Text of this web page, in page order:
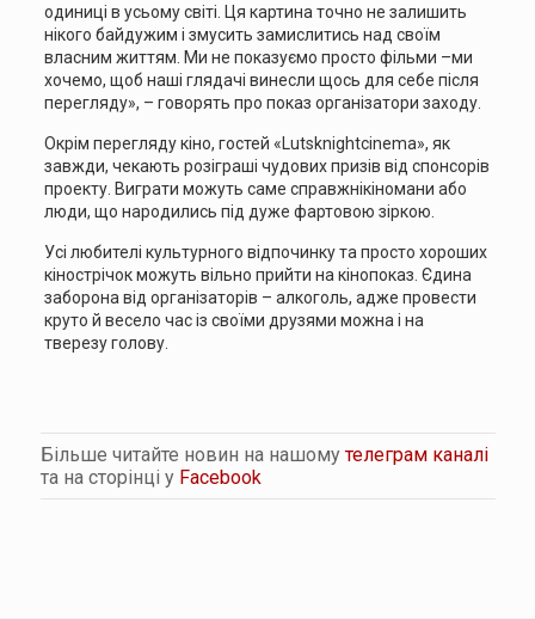
одиниці в усьому світі. Ця картина точно не залишить
нікого байдужим і змусить замислитись над своїм
власним життям. Ми не показуємо просто фільми –ми
хочемо, щоб наші глядачі винесли щось для себе після
перегляду», – говорять про показ організатори заходу.
Окрім перегляду кіно, гостей «Lutsknightcinema», як
завжди, чекають розіграші чудових призів від спонсорів
проекту. Виграти можуть саме справжнікіномани або
люди, що народились під дуже фартовою зіркою.
Усі любителі культурного відпочинку та просто хороших
кінострічок можуть вільно прийти на кінопоказ. Єдина
заборона від організаторів – алкоголь, адже провести
круто й весело час із своїми друзями можна і на
тверезу голову.
Більше читайте новин на нашомутелеграм каналі
та на сторінці у Facebook